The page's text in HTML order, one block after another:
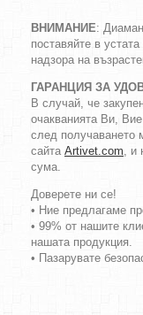
ВНИМАНИЕ:
поставяйте в
надзора на
ГАРАНЦИЯ ЗА
В случай, че
очакванията Ви,
след получаването
сайта Artivet.com, и
сума.
Доверете ни се!
• Ние предлагаме
• 99% от нашите
нашата продукция.
• Пазарувате